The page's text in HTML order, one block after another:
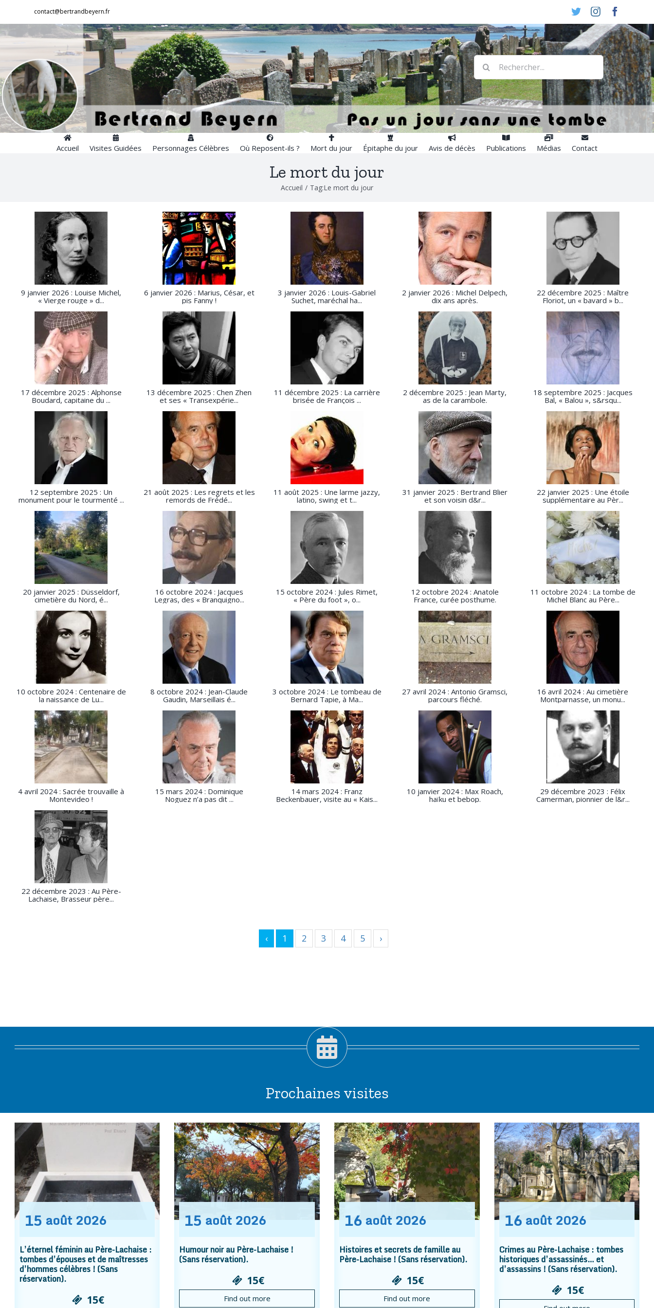
contenu
contact@bertrandbeyern.fr TwitterInstagram
Rechercher:
Accueil Visites Guidées Personnages Célèbres Où Reposent-ils ? Mort du jour Épitaphe du jour Avis de décès Publications Médias Contact
Le mort du jour
Accueil / Tag:Le mort du jour
9 janvier 2026 : Louise Michel,
« Vierge rouge » d...
6 janvier 2026 : Marius, César, et
pis Fanny !
3 janvier 2026 : Louis-Gabriel
Suchet, maréchal ha...
2 janvier 2026 : Michel Delpech,
dix ans après.
22 décembre 2025 : Maître
Floriot, un « bavard » b...
17 décembre 2025 : Alphonse
Boudard, capitaine du ...
13 décembre 2025 : Chen Zhen
et ses « Transexpérie...
11 décembre 2025 : La carrière
brisée de François ...
2 décembre 2025 : Jean Marty,
as de la carambole.
18 septembre 2025 : Jacques
Bal, « Balou », s&rsqu...
12 septembre 2025 : Un
monument pour le tourmenté ...
21 août 2025 : Les regrets et les
remords de Frédé...
11 août 2025 : Une larme jazzy,
latino, swing et t...
31 janvier 2025 : Bertrand Blier
et son voisin d&r...
22 janvier 2025 : Une étoile
supplémentaire au Pèr...
20 janvier 2025 : Düsseldorf,
cimetière du Nord, é...
16 octobre 2024 : Jacques
Legras, des « Branquigno...
15 octobre 2024 : Jules Rimet,
« Père du foot », o...
12 octobre 2024 : Anatole
France, curée posthume.
11 octobre 2024 : La tombe de
Michel Blanc au Père...
10 octobre 2024 : Centenaire de
la naissance de Lu...
8 octobre 2024 : Jean-Claude
Gaudin, Marseillais é...
3 octobre 2024 : Le tombeau de
Bernard Tapie, à Ma...
27 avril 2024 : Antonio Gramsci,
parcours fléché.
16 avril 2024 : Au cimetière
Montparnasse, un monu...
4 avril 2024 : Sacrée trouvaille à
Montevideo !
15 mars 2024 : Dominique
Noguez n’a pas dit ...
14 mars 2024 : Franz
Beckenbauer, visite au « Kais...
10 janvier 2024 : Max Roach,
haïku et bebop.
29 décembre 2023 : Félix
Camerman, pionnier de l&r...
22 décembre 2023 : Au Père-
Lachaise, Brasseur père...
‹ 1 2 3 4 5 ›
Prochaines visites
15 août 2026
L’éternel féminin au Père-Lachaise :
tombes d’épouses et de maîtresses
d’hommes célèbres ! (Sans
réservation).
15€
15 août 2026
Humour noir au Père-Lachaise !
(Sans réservation).
15€
Find out more
16 août 2026
Histoires et secrets de famille au
Père-Lachaise ! (Sans réservation).
15€
Find out more
16 août 2026
Crimes au Père-Lachaise : tombes
historiques d’assassinés… et
d’assassins ! (Sans réservation).
15€